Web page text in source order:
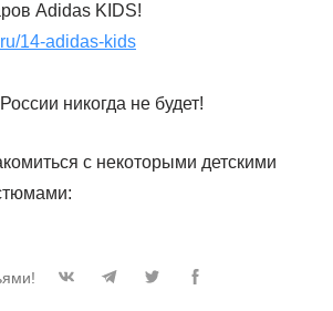
Adidas KIDS!
14-adidas-kids
никогда не будет!
с некоторыми детскими